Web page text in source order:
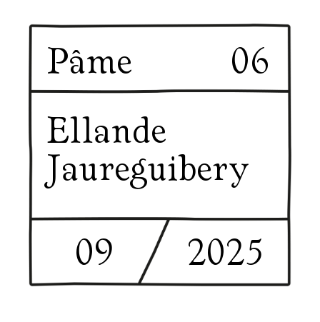
06
Pâme
Ellande
Jaureguibery
09 2025